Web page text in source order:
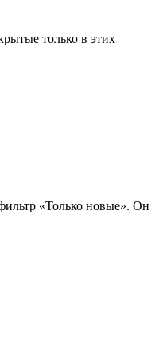
только в этих
«Только новые». Он